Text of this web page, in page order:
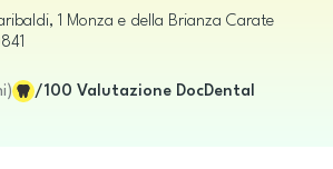
1 Monza e della Brianza Carate
) /100 Valutazione DocDental